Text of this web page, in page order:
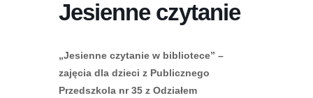
Jesienne czytanie
„Jesienne czytanie w bibliotece” –
zajęcia dla dzieci z Publicznego
Przedszkola nr 35 z Odziałem